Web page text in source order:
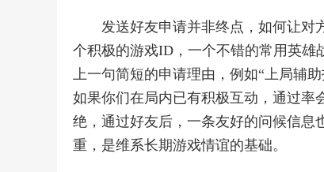
发送好友申请并非终点，如何让对
个积极的游戏ID，一个不错的常用英
上一句简短的申请理由，例如“上局辅
如果你们在局内已有积极互动，通过率
绝，通过好友后，一条友好的问候信息
重，是维系长期游戏情谊的基础。